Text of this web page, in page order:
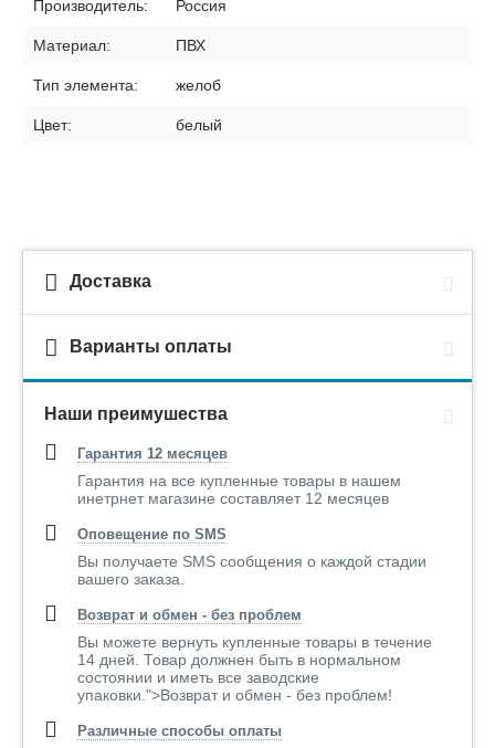
Производитель: Россия
Материал: ПВХ
Тип элемента: желоб
Цвет: белый
Доставка
Варианты оплаты
Наши преимушества
Гарантия 12 месяцев
Гарантия на все купленные товары в нашем
инетрнет магазине составляет 12 месяцев
Оповещение по SMS
Вы получаете SMS сообщения о каждой стадии
вашего заказа.
Возврат и обмен - без проблем
Вы можете вернуть купленные товары в течение
14 дней. Товар должнен быть в нормальном
состоянии и иметь все заводские
упаковки.">Возврат и обмен - без проблем!
Различные способы оплаты